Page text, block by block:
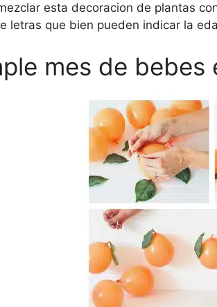
esta decoracion de plantas
letras que bien pueden indicar la
mes de bebes